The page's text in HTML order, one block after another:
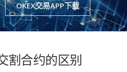
OKEX交易APP下载
割合约的区别